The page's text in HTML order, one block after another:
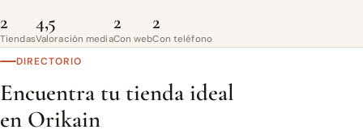
2
Tiendas
4,5
Valoración media
2
Con web
2
Con teléfono
DIRECTORIO
Encuentra tu tienda ideal
en Orikain